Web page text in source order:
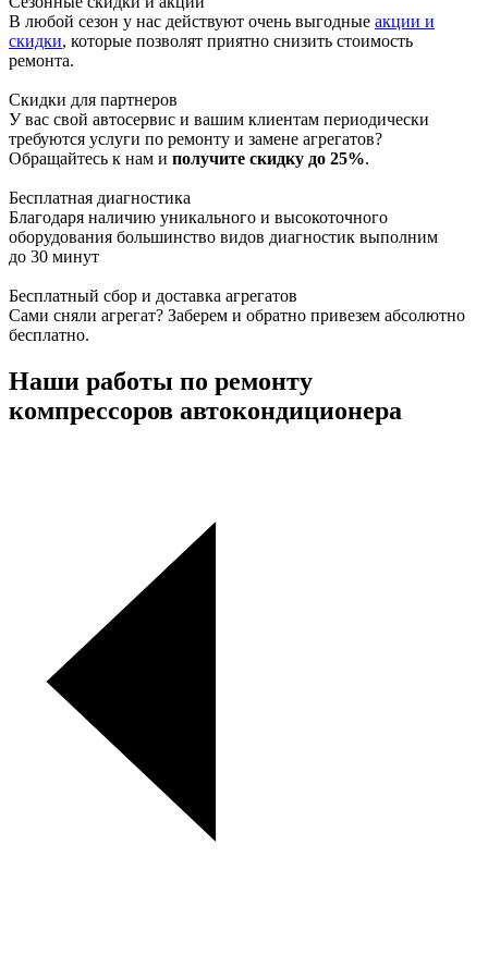
В любой сезон у нас действуют очень выгодные акции и
скидки, которые позволят приятно снизить стоимость
ремонта.
Скидки для партнеров
У вас свой автосервис и вашим клиентам периодически
требуются услуги по ремонту и замене агрегатов?
Обращайтесь к нам и получите скидку до 25%.
Бесплатная диагностика
Благодаря наличию уникального и высокоточного
оборудования большинство видов диагностик выполним
до 30 минут
Бесплатный сбор и доставка агрегатов
Сами сняли агрегат? Заберем и обратно привезем абсолютно
бесплатно.
Наши работы по ремонту
компрессоров автокондиционера